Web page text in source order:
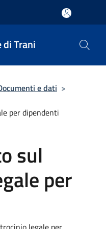
di Trani
e dati >
per dipendenti
sul
per